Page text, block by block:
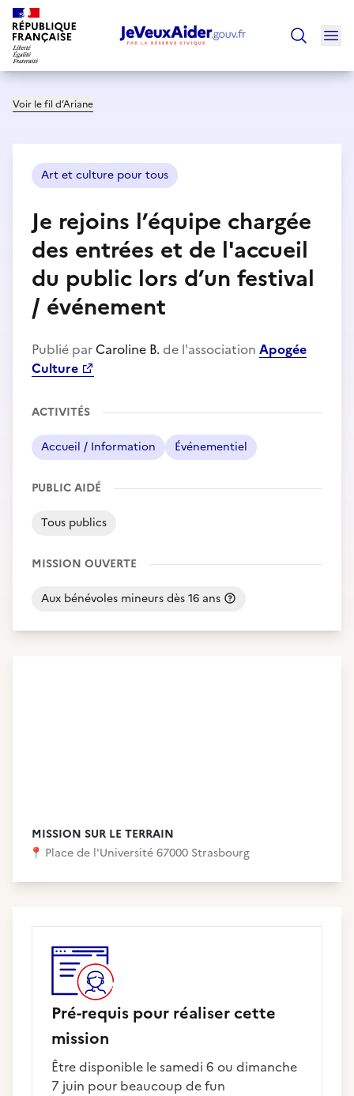
Voir le fil d’Ariane
Art et culture pour tous
Je rejoins l’équipe chargée
des entrées et de l'accueil
du public lors d’un festival
/ événement
Publié par Caroline B. de l'association Apogée
Culture
ACTIVITÉS
Accueil / Information Événementiel
PUBLIC AIDÉ
Tous publics
MISSION OUVERTE
Aux bénévoles mineurs dès 16 ans
MISSION SUR LE TERRAIN
📍 Place de l'Université 67000 Strasbourg
Pré-requis pour réaliser cette
mission
Être disponible le samedi 6 ou dimanche
7 juin pour beaucoup de fun